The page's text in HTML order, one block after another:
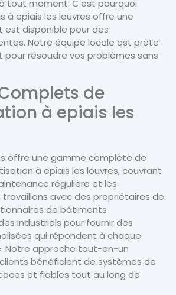
tout moment. C’est pourquoi
à epiais les louvres offre une
est disponible pour des
Notre équipe locale est prête
résoudre vos problèmes sans
de
à epiais les
offre une gamme complète de
à epiais les louvres, couvrant
régulière et les
travaillons avec des propriétaires de
de bâtiments
industriels pour fournir des
qui répondent à chaque
Notre approche tout-en-un
bénéficient de systèmes de
et fiables tout au long de